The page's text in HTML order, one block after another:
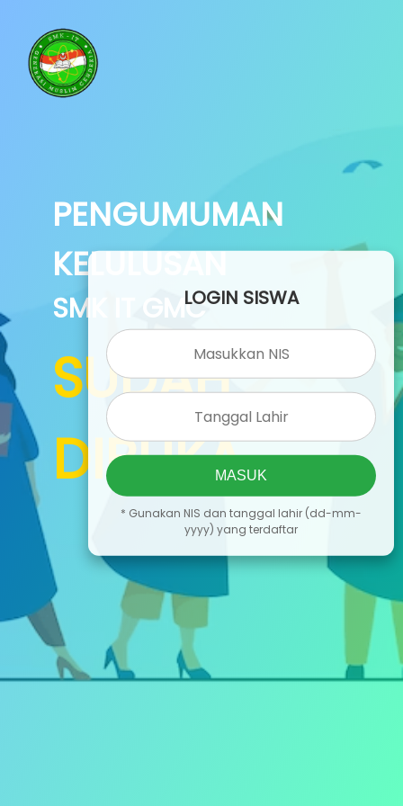
PENGUMUMAN
KELULUSAN
SMK IT GMC
SUDAH
DIBUKA
LOGIN SISWA
MASUK
* Gunakan NIS dan tanggal lahir (dd-mm-
yyyy) yang terdaftar